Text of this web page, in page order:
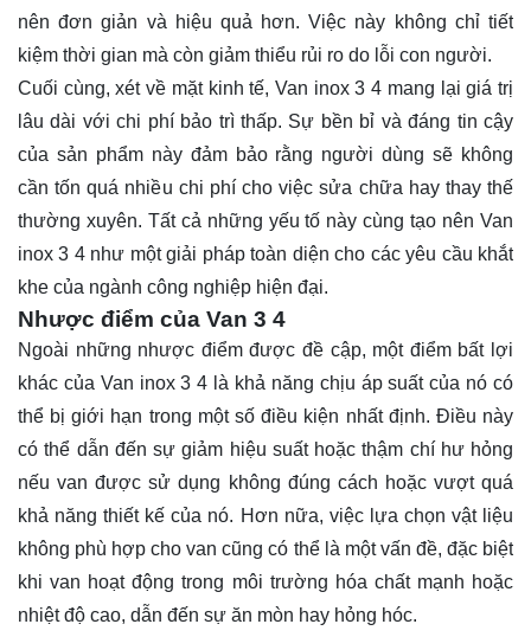
nên đơn giản và hiệu quả hơn. Việc này không chỉ tiết
kiệm thời gian mà còn giảm thiểu rủi ro do lỗi con người.
Cuối cùng, xét về mặt kinh tế, Van inox 3 4 mang lại giá trị
lâu dài với chi phí bảo trì thấp. Sự bền bỉ và đáng tin cậy
của sản phẩm này đảm bảo rằng người dùng sẽ không
cần tốn quá nhiều chi phí cho việc sửa chữa hay thay thế
thường xuyên. Tất cả những yếu tố này cùng tạo nên Van
inox 3 4 như một giải pháp toàn diện cho các yêu cầu khắt
khe của ngành công nghiệp hiện đại.
Nhược điểm của Van 3 4
Ngoài những nhược điểm được đề cập, một điểm bất lợi
khác của Van inox 3 4 là khả năng chịu áp suất của nó có
thể bị giới hạn trong một số điều kiện nhất định. Điều này
có thể dẫn đến sự giảm hiệu suất hoặc thậm chí hư hỏng
nếu van được sử dụng không đúng cách hoặc vượt quá
khả năng thiết kế của nó. Hơn nữa, việc lựa chọn vật liệu
không phù hợp cho van cũng có thể là một vấn đề, đặc biệt
khi van hoạt động trong môi trường hóa chất mạnh hoặc
nhiệt độ cao, dẫn đến sự ăn mòn hay hỏng hóc.